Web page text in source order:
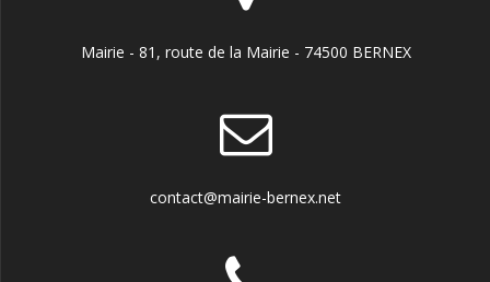
Mairie - 81, route de la Mairie - 74500 BERNEX
contact@mairie-bernex.net